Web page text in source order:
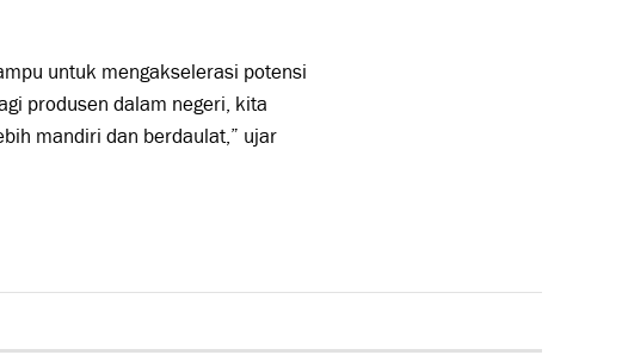
untuk mengakselerasi potensi
produsen dalam negeri, kita
mandiri dan berdaulat,” ujar